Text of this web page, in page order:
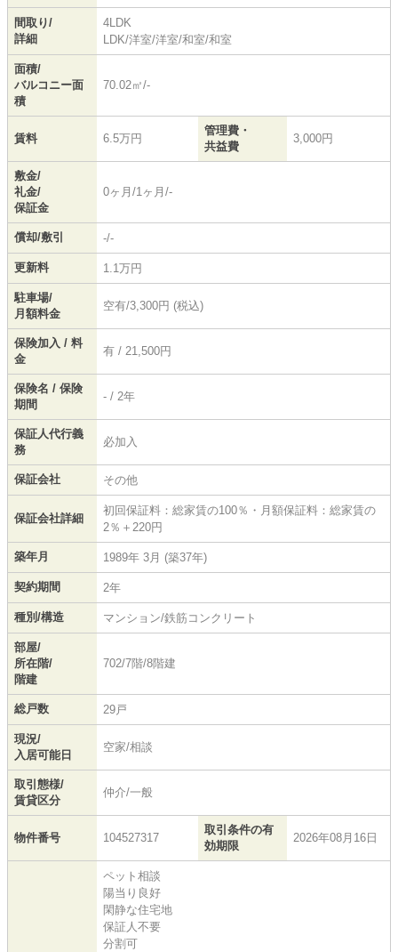
間取り/
詳細
4LDK
LDK/洋室/洋室/和室/和室
面積/
バルコニー面
積
70.02㎡/-
賃料 6.5万円
管理費・
共益費
3,000円
敷金/
礼金/
保証金
0ヶ月/1ヶ月/-
償却/敷引 -/-
更新料 1.1万円
駐車場/
月額料金
空有/3,300円 (税込)
保険加入 / 料
金
有 / 21,500円
保険名 / 保険
期間
- / 2年
保証人代行義
務
必加入
保証会社 その他
保証会社詳細
初回保証料：総家賃の100％・月額保証料：総家賃の
2％＋220円
築年月 1989年 3月 (築37年)
契約期間 2年
種別/構造 マンション/鉄筋コンクリート
部屋/
所在階/
階建
702/7階/8階建
総戸数 29戸
現況/
入居可能日
空家/相談
取引態様/
賃貸区分
仲介/一般
物件番号 104527317
取引条件の有
効期限
2026年08月16日
ペット相談
陽当り良好
閑静な住宅地
保証人不要
分割可